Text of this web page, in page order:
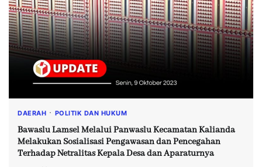
DAERAH POLITIK DAN HUKUM
Bawaslu Lamsel Melalui Panwaslu Kecamatan Kalianda
Melakukan Sosialisasi Pengawasan dan Pencegahan
Terhadap Netralitas Kepala Desa dan Aparaturnya